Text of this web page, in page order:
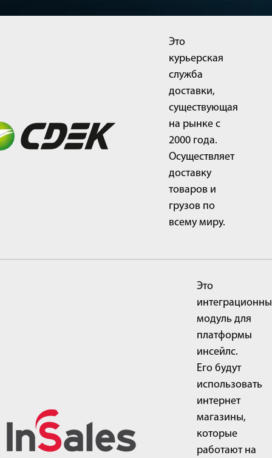
Это
курьерская
служба
доставки,
существующая
на рынке с
2000 года.
Осуществляет
доставку
товаров и
грузов по
всему миру.
Это
модуль для
платформы
инсейлс.
Его будут
использовать
интернет
магазины,
которые
работают на